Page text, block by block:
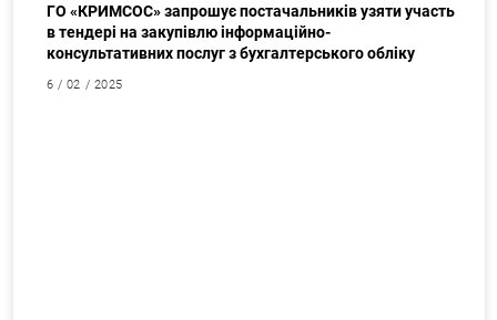
ГО «КРИМСОС» запрошує постачальників узяти участь
в тендері на закупівлю інформаційно-
консультативних послуг з бухгалтерського обліку
6 / 02 / 2025